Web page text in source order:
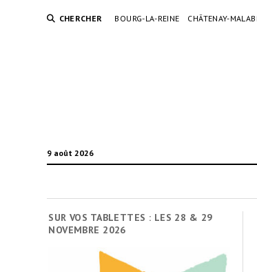
CHERCHER BOURG-LA-REINE CHÂTENAY-
9 août 2026
SUR VOS TABLETTES : LES 28 & 29
NOVEMBRE 2026